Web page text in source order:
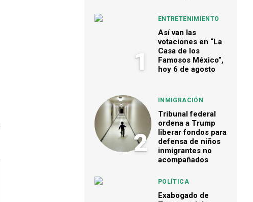
1
ENTRETENIMIENTO
Así van las
votaciones en “La
Casa de los
Famosos México”,
hoy 6 de agosto
2
INMIGRACIÓN
Tribunal federal
ordena a Trump
liberar fondos para
defensa de niños
inmigrantes no
acompañados
POLÍTICA
Exabogado de